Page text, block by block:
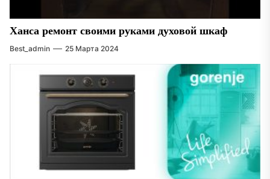
Ханса ремонт своими руками духовой шкаф
Best_admin 25 Марта 2024